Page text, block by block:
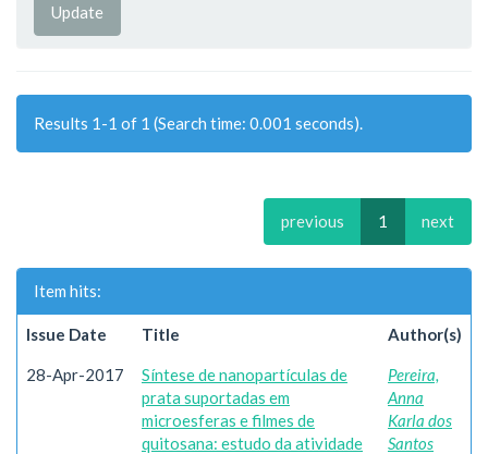
Results 1-1 of 1 (Search time: 0.001 seconds).
previous 1 next
Item hits:
Issue Date Title Author(s)
28-Apr-2017
Síntese de nanopartículas de
prata suportadas em
microesferas e filmes de
quitosana: estudo da atividade
Pereira,
Anna
Karla dos
Santos